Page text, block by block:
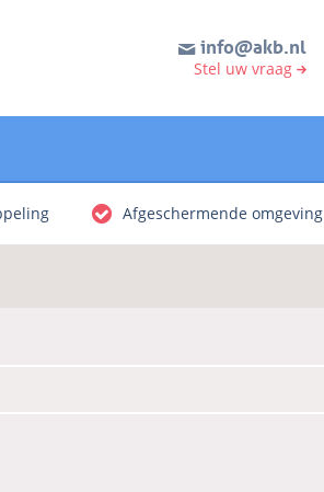
info@akb.nl
Stel uw vraag
Afgeschermende omgeving